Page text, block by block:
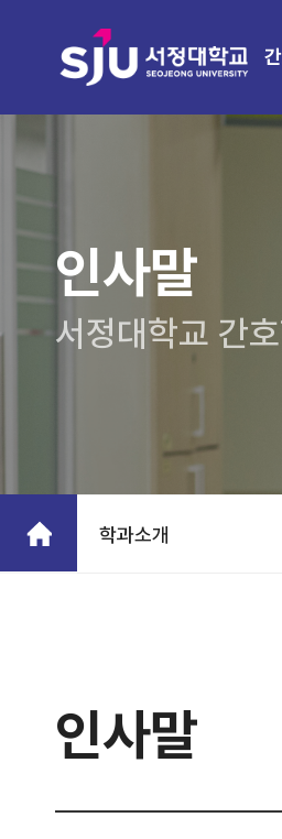
인사말
서정대학교 간
학과소개
인사말